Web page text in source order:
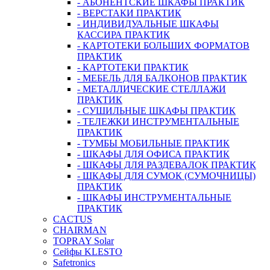
- АБОНЕНТСКИЕ ШКАФЫ ПРАКТИК
- ВЕРСТАКИ ПРАКТИК
- ИНДИВИДУАЛЬНЫЕ ШКАФЫ
КАССИРА ПРАКТИК
- КАРТОТЕКИ БОЛЬШИХ ФОРМАТОВ
ПРАКТИК
- КАРТОТЕКИ ПРАКТИК
- МЕБЕЛЬ ДЛЯ БАЛКОНОВ ПРАКТИК
- МЕТАЛЛИЧЕСКИЕ СТЕЛЛАЖИ
ПРАКТИК
- СУШИЛЬНЫЕ ШКАФЫ ПРАКТИК
- ТЕЛЕЖКИ ИНСТРУМЕНТАЛЬНЫЕ
ПРАКТИК
- ТУМБЫ МОБИЛЬНЫЕ ПРАКТИК
- ШКАФЫ ДЛЯ ОФИСА ПРАКТИК
- ШКАФЫ ДЛЯ РАЗДЕВАЛОК ПРАКТИК
- ШКАФЫ ДЛЯ СУМОК (СУМОЧНИЦЫ)
ПРАКТИК
- ШКАФЫ ИНСТРУМЕНТАЛЬНЫЕ
ПРАКТИК
CACTUS
CHAIRMAN
TOPRAY Solar
Сейфы KLESTO
Safetronics